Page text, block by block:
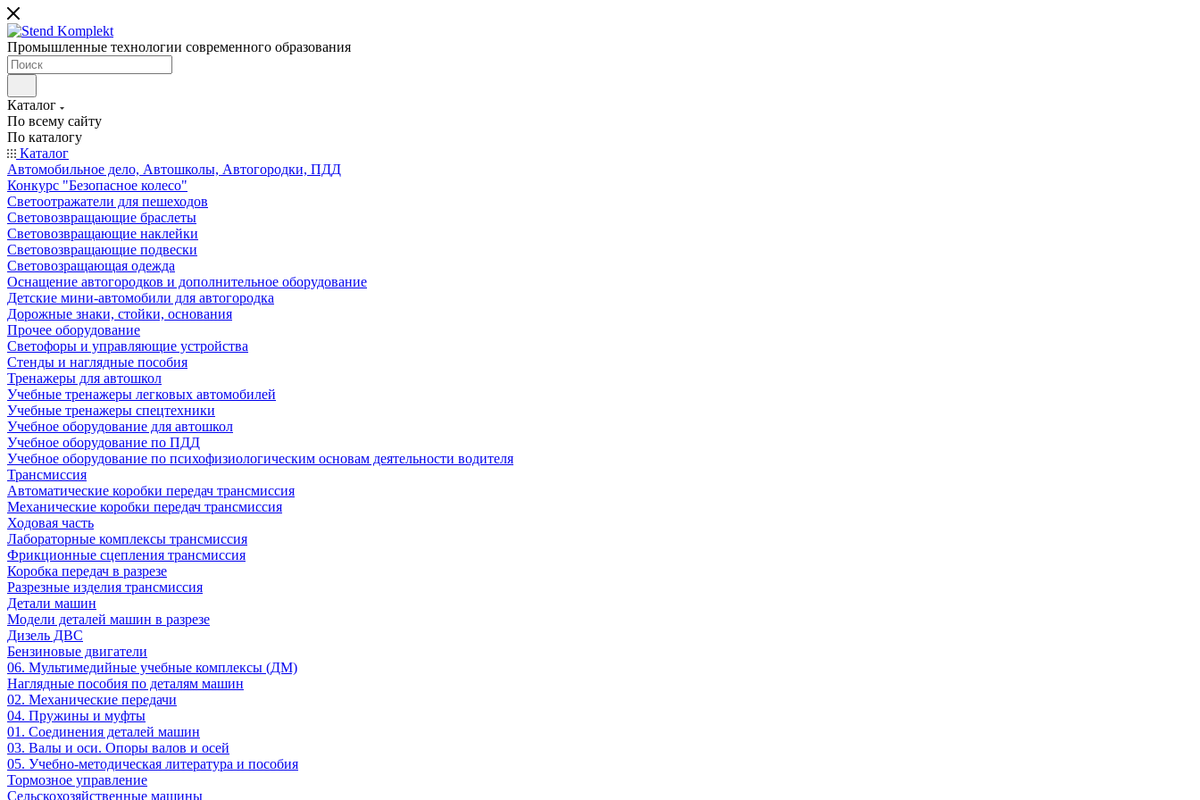
Промышленные технологии современного образования
Каталог
По всему сайту
По каталогу
Каталог
Автомобильное дело, Автошколы, Автогородки, ПДД
Конкурс "Безопасное колесо"
Светоотражатели для пешеходов
Световозвращающие браслеты
Световозвращающие наклейки
Световозвращающие подвески
Световозращающая одежда
Оснащение автогородков и дополнительное оборудование
Детские мини-автомобили для автогородка
Дорожные знаки, стойки, основания
Прочее оборудование
Светофоры и управляющие устройства
Стенды и наглядные пособия
Тренажеры для автошкол
Учебные тренажеры легковых автомобилей
Учебные тренажеры спецтехники
Учебное оборудование для автошкол
Учебное оборудование по ПДД
Учебное оборудование по психофизиологическим основам деятельности водителя
Трансмиссия
Автоматические коробки передач трансмиссия
Механические коробки передач трансмиссия
Ходовая часть
Лабораторные комплексы трансмиссия
Фрикционные сцепления трансмиссия
Коробка передач в разрезе
Разрезные изделия трансмиссия
Детали машин
Модели деталей машин в разрезе
Дизель ДВС
Бензиновые двигатели
06. Мультимедийные учебные комплексы (ДМ)
Наглядные пособия по деталям машин
02. Механические передачи
04. Пружины и муфты
01. Соединения деталей машин
03. Валы и оси. Опоры валов и осей
05. Учебно-методическая литература и пособия
Тормозное управление
Сельскохозяйственные машины